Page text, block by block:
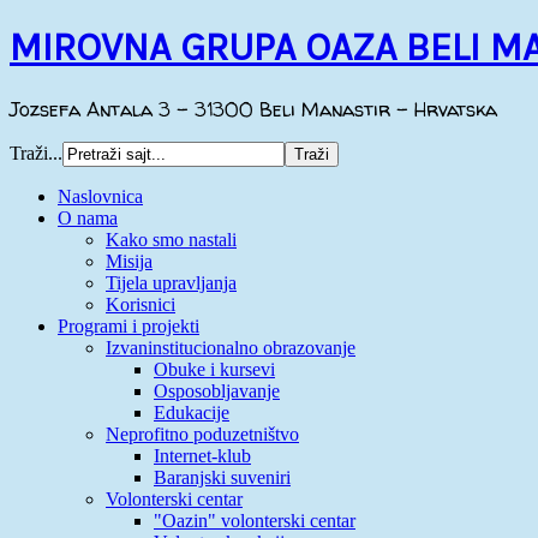
MIROVNA GRUPA OAZA BELI
Jozsefa Antala 3 - 31300 Beli Manastir - Hrvatska
Traži...
Naslovnica
O nama
Kako smo nastali
Misija
Tijela upravljanja
Korisnici
Programi i projekti
Izvaninstitucionalno obrazovanje
Obuke i kursevi
Osposobljavanje
Edukacije
Neprofitno poduzetništvo
Internet-klub
Baranjski suveniri
Volonterski centar
"Oazin" volonterski centar